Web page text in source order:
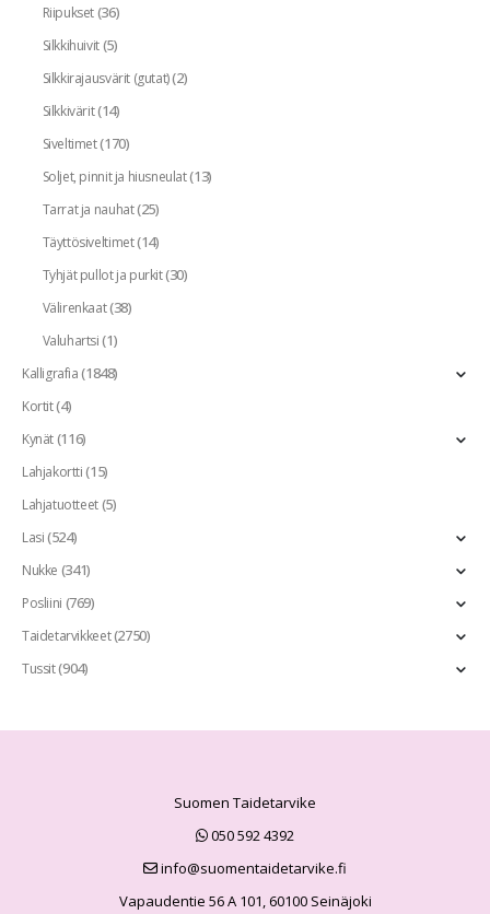
Riipukset(36)
Silkkihuivit(5)
Silkkirajausvärit (gutat)(2)
Silkkivärit(14)
Siveltimet(170)
Soljet, pinnit ja hiusneulat(13)
Tarrat ja nauhat(25)
Täyttösiveltimet(14)
Tyhjät pullot ja purkit(30)
Välirenkaat(38)
Valuhartsi(1)
Kalligrafia(1848)
Kortit(4)
Kynät(116)
Lahjakortti(15)
Lahjatuotteet(5)
Lasi(524)
Nukke (341)
Posliini (769)
Taidetarvikkeet(2750)
Tussit(904)
Suomen Taidetarvike
050 592 4392
info@suomentaidetarvike.fi
Vapaudentie 56 A 101, 60100 Seinäjoki